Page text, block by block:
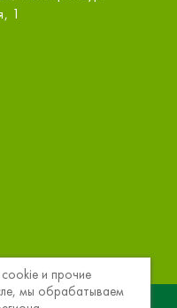
1
и прочие
мы обрабатываем